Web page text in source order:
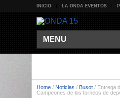
INICIO LA ONDA EVENTOS
MENU
Home / Noticias / Busot / Entrega
Campeones de los torneos de